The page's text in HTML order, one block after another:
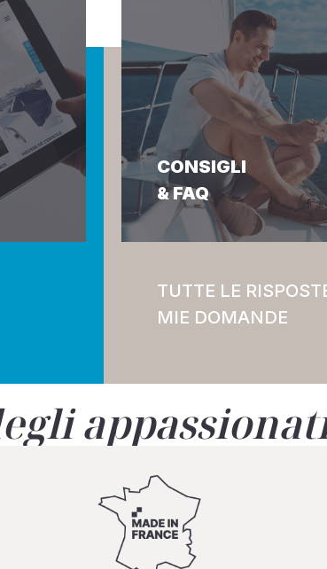
CONSIGLI
& FAQ
TUTTE LE
MIE DOMANDE